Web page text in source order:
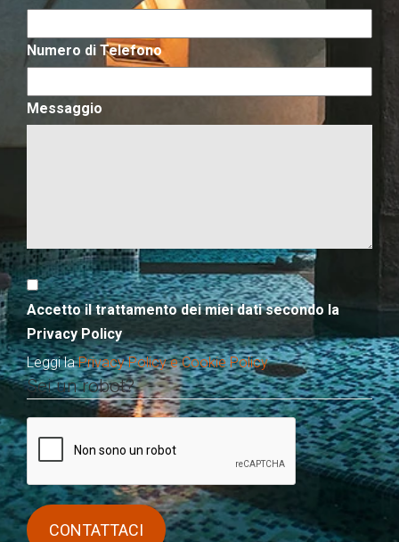
Numero di Telefono
Messaggio
Accetto il trattamento dei miei dati secondo la
Privacy Policy
Leggi laPrivacy Policy e Cookie Policy
Sei un robot?